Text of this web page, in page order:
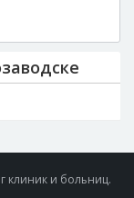
клиник и больниц.